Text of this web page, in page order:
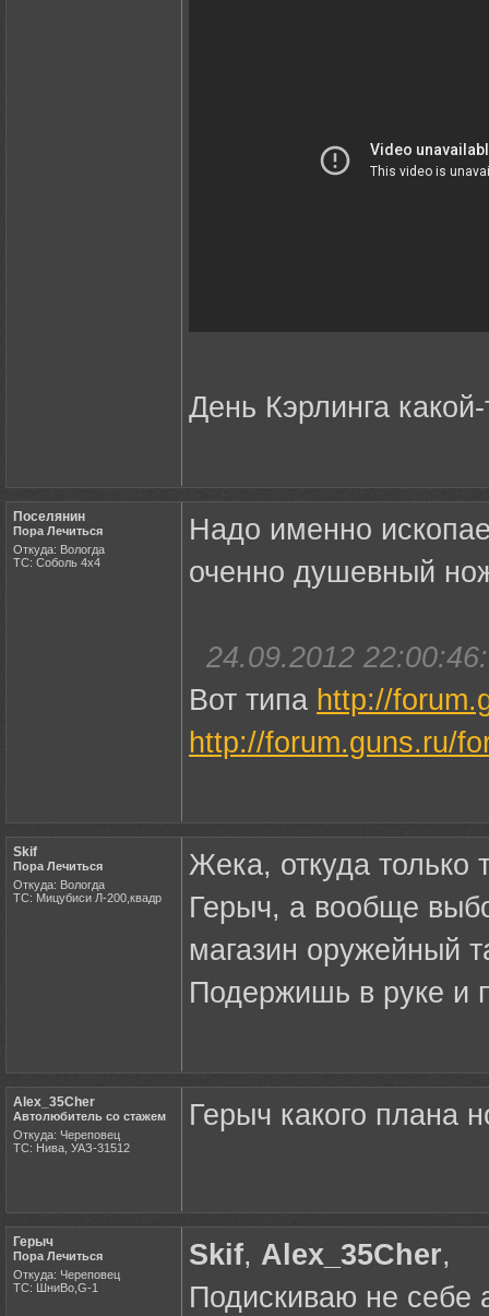
День Кэрлинга
Поселянин
Пора Лечиться
Откуда: Вологда
ТС: Соболь 4х4
Надо именно
оченно душевный
24.09.2012 22:00:46:
Вот типа http://
http://forum.guns.ru/
Skif
Пора Лечиться
Откуда: Вологда
ТС: Мицубиси Л-200,квадр
Жека, откуда только
Герыч, а вообще
магазин оружейный
Подержишь в руке и
Alex_35Cher
Автолюбитель со стажем
Откуда: Череповец
ТС: Нива, УАЗ-31512
Герыч какого плана
Герыч
Пора Лечиться
Откуда: Череповец
ТС: ШниВо,G-1
Skif, Alex_35Cher,
Подискиваю не себе